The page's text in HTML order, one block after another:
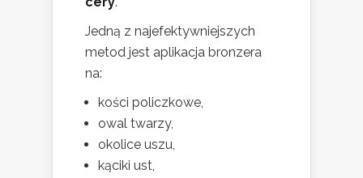
Jedną z najefektywniejszych
metod jest aplikacja bronzera
na:
kości policzkowe,
owal twarzy,
okolice uszu,
kąciki ust,